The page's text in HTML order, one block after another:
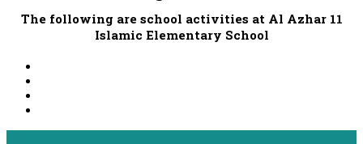
The following are school activities at Al Azhar 11
Islamic Elementary School